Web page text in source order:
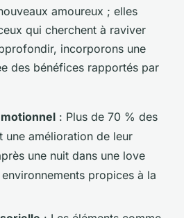
amoureux ; elles
qui cherchent à raviver
incorporons une
des bénéfices rapportés par
: Plus de 70 % des
une amélioration de leur
une nuit dans une love
propices à la